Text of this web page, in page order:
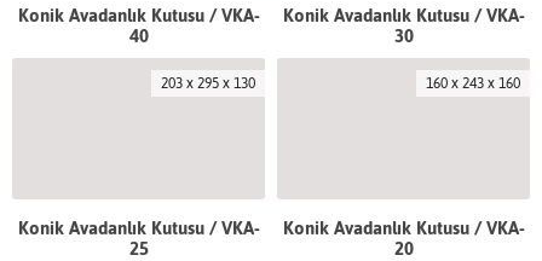
Konik Avadanlık Kutusu / VKA-
40
Konik Avadanlık Kutusu / VKA-
30
203 x 295 x 130
Konik Avadanlık Kutusu / VKA-
25
160 x 243 x 160
Konik Avadanlık Kutusu / VKA-
20